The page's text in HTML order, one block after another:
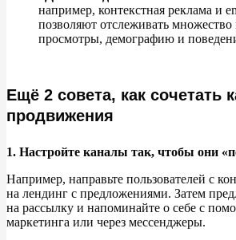
например, контекстная реклама и
позволяют отслеживать
просмотры, демографию и
Ещё 2 совета, как сочетать
продвижения
1. Настройте каналы так, чтобы они «
Например, направьте пользователей с
на лендинг с предложениями. Затем
на рассылку и напоминайте о себе с
маркетинга или через мессенджеры.